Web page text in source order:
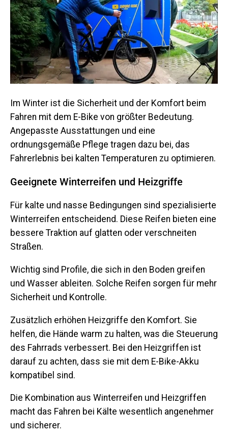
Im Winter ist die Sicherheit und der Komfort beim
Fahren mit dem E-Bike von größter Bedeutung.
Angepasste Ausstattungen und eine
ordnungsgemäße Pflege tragen dazu bei, das
Fahrerlebnis bei kalten Temperaturen zu optimieren.
Geeignete Winterreifen und Heizgriffe
Für kalte und nasse Bedingungen sind spezialisierte
Winterreifen entscheidend. Diese Reifen bieten eine
bessere Traktion auf glatten oder verschneiten
Straßen.
Wichtig sind Profile, die sich in den Boden greifen
und Wasser ableiten. Solche Reifen sorgen für mehr
Sicherheit und Kontrolle.
Zusätzlich erhöhen Heizgriffe den Komfort. Sie
helfen, die Hände warm zu halten, was die Steuerung
des Fahrrads verbessert. Bei den Heizgriffen ist
darauf zu achten, dass sie mit dem E-Bike-Akku
kompatibel sind.
Die Kombination aus Winterreifen und Heizgriffen
macht das Fahren bei Kälte wesentlich angenehmer
und sicherer.